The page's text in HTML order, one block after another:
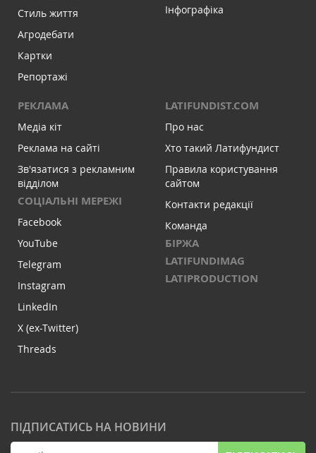
Стиль життя
Агродебати
Картки
Репортажі
Інфографіка
РЕКЛАМА
Медіа кіт
Реклама на сайті
Зв'язатися з рекламним
відділом
СОЦІАЛЬНІ МЕРЕЖІ
Facebook
YouTube
Telegram
Instagram
LinkedIn
X (ex-Twitter)
Threads
LATIFUNDIST.COM
Про нас
Хто такий Латифундист
Правила користування
сайтом
Контакти редакції
Команда
БІРЖА
LATIFUNDIMAG
LATIPRODUCTION
ПІДПИСАТИСЬ НА НОВИНИ